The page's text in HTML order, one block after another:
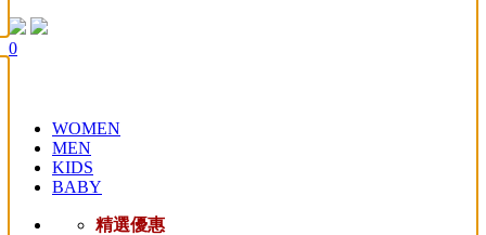
0
WOMEN
MEN
KIDS
BABY
精選優惠